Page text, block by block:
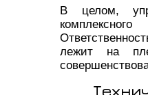
В целом,
лежит на